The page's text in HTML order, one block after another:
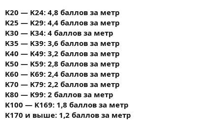
K20 — K24: 4,8 баллов за метр
K25 — K29: 4,4 баллов за метр
K30 — K34: 4 баллов за метр
K35 — K39: 3,6 баллов за метр
K40 — K49: 3,2 баллов за метр
K50 — K59: 2,8 баллов за метр
K60 — K69: 2,4 баллов за метр
K70 — K79: 2,2 баллов за метр
K80 — K99: 2 баллов за метр
K100 — K169: 1,8 баллов за метр
K170 и выше: 1,2 баллов за метр